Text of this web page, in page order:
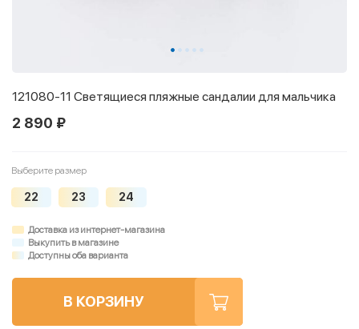
121080-11 Светящиеся пляжные сандалии для мальчика
2 890 ₽
Выберите размер
22 23 24
Доставка из интернет-магазина
Выкупить в магазине
Доступны оба варианта
В КОРЗИНУ